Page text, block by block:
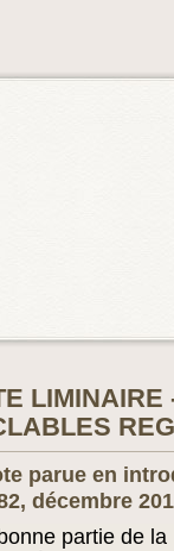
parue en
décembre
partie de